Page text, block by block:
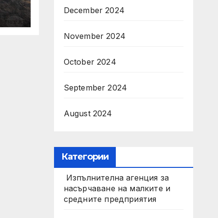
December 2024
November 2024
October 2024
September 2024
August 2024
Категории
Изпълнителна агенция за
насърчаване на малките и
средните предприятия